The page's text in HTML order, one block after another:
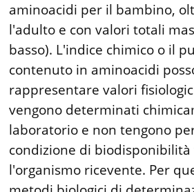
aminoacidi per il bambino,
l'adulto e con valori totali
basso). L'indice chimico o il
contenuto in aminoacidi
rappresentare valori
vengono determinati
laboratorio e non tengono
condizione di
l'organismo ricevente. Per